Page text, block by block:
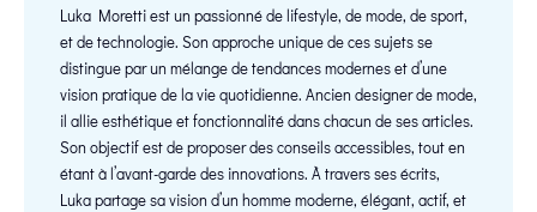
Luka Moretti est un passionné de lifestyle, de mode, de sport,
et de technologie. Son approche unique de ces sujets se
distingue par un mélange de tendances modernes et d’une
vision pratique de la vie quotidienne. Ancien designer de mode,
il allie esthétique et fonctionnalité dans chacun de ses articles.
Son objectif est de proposer des conseils accessibles, tout en
étant à l’avant-garde des innovations. À travers ses écrits,
Luka partage sa vision d’un homme moderne, élégant, actif, et